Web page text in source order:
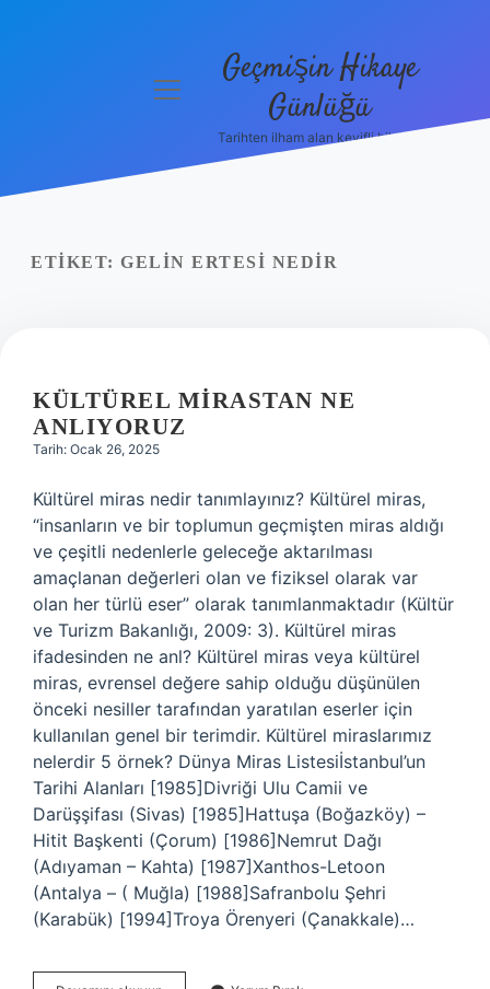
menüyü
Geçmişin Hikaye
Günlüğü
Tarihten ilham alan keyifli bilgiler!
ETIKET: GELIN ERTESI NEDIR
KÜLTÜREL MIRASTAN NE
ANLIYORUZ
Tarih: Ocak 26, 2025
Kültürel miras nedir tanımlayınız? Kültürel miras,
“insanların ve bir toplumun geçmişten miras aldığı
ve çeşitli nedenlerle geleceğe aktarılması
amaçlanan değerleri olan ve fiziksel olarak var
olan her türlü eser” olarak tanımlanmaktadır (Kültür
ve Turizm Bakanlığı, 2009: 3). Kültürel miras
ifadesinden ne anl? Kültürel miras veya kültürel
miras, evrensel değere sahip olduğu düşünülen
önceki nesiller tarafından yaratılan eserler için
kullanılan genel bir terimdir. Kültürel miraslarımız
nelerdir 5 örnek? Dünya Miras Listesiİstanbul’un
Tarihi Alanları [1985]Divriği Ulu Camii ve
Darüşşifası (Sivas) [1985]Hattuşa (Boğazköy) –
Hitit Başkenti (Çorum) [1986]Nemrut Dağı
(Adıyaman – Kahta) [1987]Xanthos-Letoon
(Antalya – ( Muğla) [1988]Safranbolu Şehri
(Karabük) [1994]Troya Örenyeri (Çanakkale)…